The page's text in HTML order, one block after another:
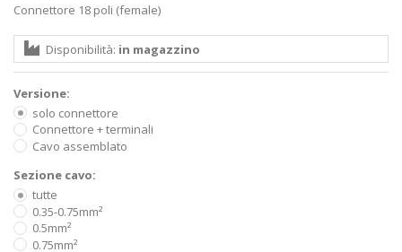
Connettore 18 poli (female)
Disponibilità: in magazzino
Versione:
solo connettore
Connettore + terminali
Cavo assemblato
Sezione cavo:
tutte
0.35-0.75mm²
0.5mm²
0.75mm²